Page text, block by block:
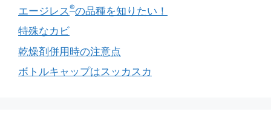
エージレス ®の品種を知りたい！
特殊なカビ
乾燥剤併用時の注意点
ボトルキャップはスッカスカ